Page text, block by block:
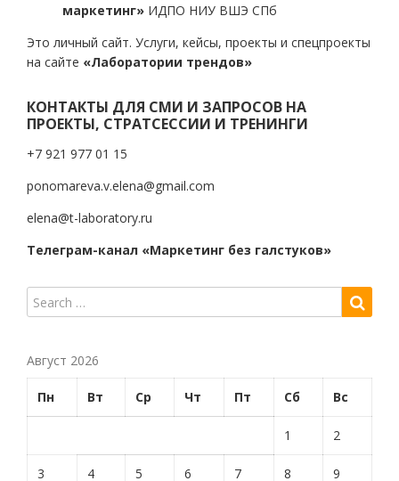
маркетинг» ИДПО НИУ ВШЭ СПб
Это личный сайт. Услуги, кейсы, проекты и спецпроекты
на сайте «Лаборатории трендов»
КОНТАКТЫ ДЛЯ СМИ И ЗАПРОСОВ НА
ПРОЕКТЫ, СТРАТСЕССИИ И ТРЕНИНГИ
+7 921 977 01 15
ponomareva.v.elena@gmail.com
elena@t-laboratory.ru
Телеграм-канал «Маркетинг без галстуков»
Август 2026
Пн Вт Ср Чт Пт Сб Вс
1 2
3 4 5 6 7 8 9